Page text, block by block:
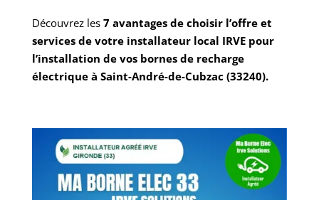
Découvrez les 7 avantages de choisir l’offre et
services de votre installateur local IRVE pour
l’installation de vos bornes de recharge
électrique à Saint-André-de-Cubzac (33240).